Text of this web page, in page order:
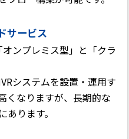
サービス
ンプレミス型」と「クラ
システムを設置・運用す
くなりますが、長期的な
ります。